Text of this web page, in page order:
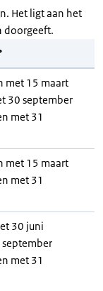
Het ligt aan het
doorgeeft.
met 15 maart
30 september
met 31
met 15 maart
met 31
30 juni
met 31